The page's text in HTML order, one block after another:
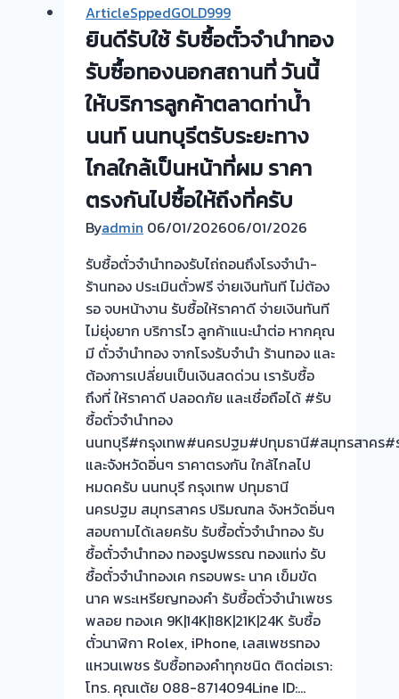
ทอง
กรอบ
พระทอง
ทอง
พระทอง
คำ
–
รับ
ซื้อ
จำนำ
เพชร
พลอย
เครื่อง
ประดับ
ArticleSppedGOLD999
ยินดีรับใช้ รับซื้อตั๋วจำนำทอง
รับซื้อทองนอกสถานที่ วันนี้
ให้บริการลูกค้าตลาดท่าน้ำ
นนท์ นนทบุรีตรับระยะทาง
ไกลใกล้เป็นหน้าที่ผม ราคา
ตรงกันไปซื้อให้ถึงที่ครับ
Byadmin 06/01/202606/01/2026
รับซื้อตั๋วจำนำทองรับไถ่ถอนถึงโรงจำนำ-
ร้านทอง ประเมินตั๋วฟรี จ่ายเงินทันที ไม่ต้อง
รอ จบหน้างาน รับซื้อให้ราคาดี จ่ายเงินทันที
ไม่ยุ่งยาก บริการไว ลูกค้าแนะนำต่อ หากคุณ
มี ตั๋วจำนำทอง จากโรงรับจำนำ ร้านทอง และ
ต้องการเปลี่ยนเป็นเงินสดด่วน เรารับซื้อ
ถึงที่ ให้ราคาดี ปลอดภัย และเชื่อถือได้ #รับ
ซื้อตั๋วจำนำทอง
นนทบุรี#กรุงเทพ#นครปฐม#ปทุมธานี#สมุทรสาคร#
และจังหวัดอิ่นๆ ราคาตรงกัน ใกล้ไกลไป
หมดครับ นนทบุรี กรุงเทพ ปทุมธานี
นครปฐม สมุทรสาคร ปริมณฑล จังหวัดอิ่นๆ
สอบถามได้เลยครับ รับซื้อตั๋วจำนำทอง รับ
ซื้อตั๋วจำนำทอง ทองรูปพรรณ ทองแท่ง รับ
ซื้อตั๋วจำนำทองเค กรอบพระ นาค เข็มขัด
นาค พระเหรียญทองคำ รับซื้อตั๋วจำนำเพชร
พลอย ทองเค 9K|14K|18K|21K|24K รับซื้อ
ตั๋วนาฬิกา Rolex, iPhone, เลสเพชรทอง
แหวนเพชร รับซื้อทองคำทุกชนิด ติดต่อเรา:
โทร. คุณเต้ย 088-8714094Line ID:…